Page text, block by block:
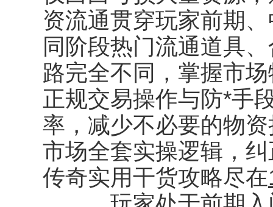
资流通贯穿玩家前期
同阶段热门流通道具
路完全不同，掌握市
正规交易操作与防*手
率，减少不必要的物
市场全套实操逻辑，
传奇实用干货攻略尽在